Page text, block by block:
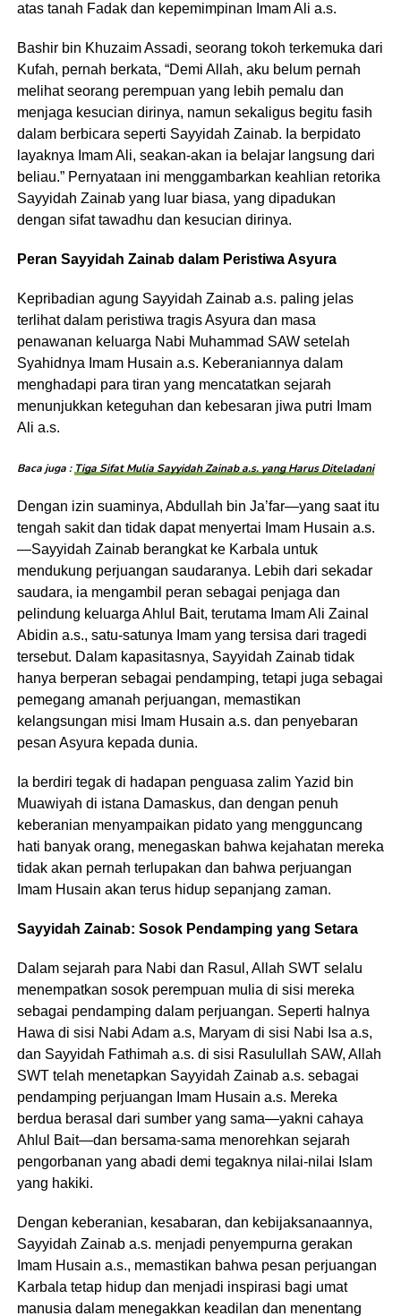
atas tanah Fadak dan kepemimpinan Imam Ali a.s.
Bashir bin Khuzaim Assadi, seorang tokoh terkemuka dari
Kufah, pernah berkata, “Demi Allah, aku belum pernah
melihat seorang perempuan yang lebih pemalu dan
menjaga kesucian dirinya, namun sekaligus begitu fasih
dalam berbicara seperti Sayyidah Zainab. Ia berpidato
layaknya Imam Ali, seakan-akan ia belajar langsung dari
beliau.” Pernyataan ini menggambarkan keahlian retorika
Sayyidah Zainab yang luar biasa, yang dipadukan
dengan sifat tawadhu dan kesucian dirinya.
Peran Sayyidah Zainab dalam Peristiwa Asyura
Kepribadian agung Sayyidah Zainab a.s. paling jelas
terlihat dalam peristiwa tragis Asyura dan masa
penawanan keluarga Nabi Muhammad SAW setelah
Syahidnya Imam Husain a.s. Keberaniannya dalam
menghadapi para tiran yang mencatatkan sejarah
menunjukkan keteguhan dan kebesaran jiwa putri Imam
Ali a.s.
Baca juga : Tiga Sifat Mulia Sayyidah Zainab a.s. yang Harus Diteladani
Dengan izin suaminya, Abdullah bin Ja’far—yang saat itu
tengah sakit dan tidak dapat menyertai Imam Husain a.s.
—Sayyidah Zainab berangkat ke Karbala untuk
mendukung perjuangan saudaranya. Lebih dari sekadar
saudara, ia mengambil peran sebagai penjaga dan
pelindung keluarga Ahlul Bait, terutama Imam Ali Zainal
Abidin a.s., satu-satunya Imam yang tersisa dari tragedi
tersebut. Dalam kapasitasnya, Sayyidah Zainab tidak
hanya berperan sebagai pendamping, tetapi juga sebagai
pemegang amanah perjuangan, memastikan
kelangsungan misi Imam Husain a.s. dan penyebaran
pesan Asyura kepada dunia.
Ia berdiri tegak di hadapan penguasa zalim Yazid bin
Muawiyah di istana Damaskus, dan dengan penuh
keberanian menyampaikan pidato yang mengguncang
hati banyak orang, menegaskan bahwa kejahatan mereka
tidak akan pernah terlupakan dan bahwa perjuangan
Imam Husain akan terus hidup sepanjang zaman.
Sayyidah Zainab: Sosok Pendamping yang Setara
Dalam sejarah para Nabi dan Rasul, Allah SWT selalu
menempatkan sosok perempuan mulia di sisi mereka
sebagai pendamping dalam perjuangan. Seperti halnya
Hawa di sisi Nabi Adam a.s, Maryam di sisi Nabi Isa a.s,
dan Sayyidah Fathimah a.s. di sisi Rasulullah SAW, Allah
SWT telah menetapkan Sayyidah Zainab a.s. sebagai
pendamping perjuangan Imam Husain a.s. Mereka
berdua berasal dari sumber yang sama—yakni cahaya
Ahlul Bait—dan bersama-sama menorehkan sejarah
pengorbanan yang abadi demi tegaknya nilai-nilai Islam
yang hakiki.
Dengan keberanian, kesabaran, dan kebijaksanaannya,
Sayyidah Zainab a.s. menjadi penyempurna gerakan
Imam Husain a.s., memastikan bahwa pesan perjuangan
Karbala tetap hidup dan menjadi inspirasi bagi umat
manusia dalam menegakkan keadilan dan menentang